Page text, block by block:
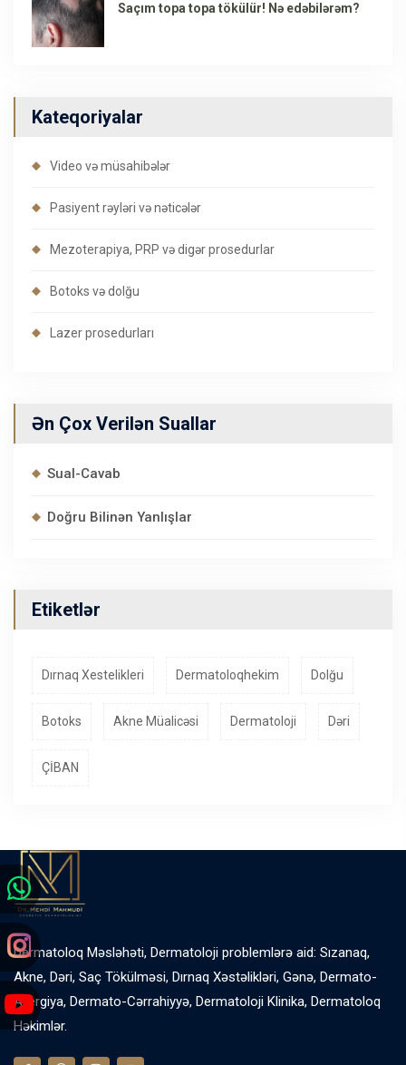
Saçım topa topa tökülür! Nə edəbilərəm?
Kateqoriyalar
Video və müsahibələr
Pasiyent rəyləri və nəticələr
Mezoterapiya, PRP və digər prosedurlar
Botoks və dolğu
Lazer prosedurları
Ən Çox Verilən Suallar
Sual-Cavab
Doğru Bilinən Yanlışlar
Etiketlər
Dırnaq Xestelikleri Dermatoloqhekim Dolğu
Botoks Akne Müalicəsi Dermatoloji Dəri
ÇİBAN
Dermatoloq Məsləhəti, Dermatoloji problemlərə aid: Sızanaq,
Akne, Dəri, Saç Tökülməsi, Dırnaq Xəstəlikləri, Gənə, Dermato-
Allergiya, Dermato-Cərrahiyyə, Dermatoloji Klinika, Dermatoloq
Həkimlər.